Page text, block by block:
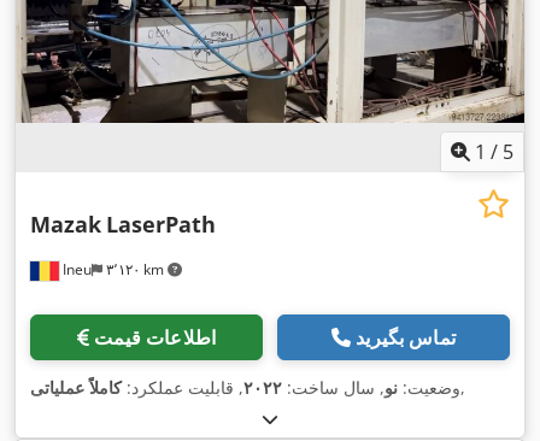
1 / 5
Ineu ۳٬۱۲۰ km
Mazak LaserPath
اطلاعات قیمت تماس بگیرید
وضعیت: نو, سال ساخت: ۲۰۲۲, قابلیت عملکرد:کاملاً عملیاتی ,